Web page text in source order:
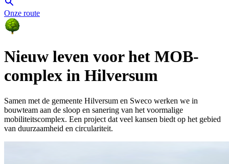
Onze route
Nieuw leven voor het MOB-
complex in Hilversum
Samen met de gemeente Hilversum en Sweco werken we in
bouwteam aan de sloop en sanering van het voormalige
mobiliteitscomplex. Een project dat veel kansen biedt op het gebied
van duurzaamheid en circulariteit.